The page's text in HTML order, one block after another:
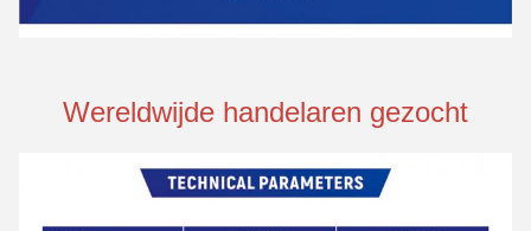
Wereldwijde handelaren gezocht